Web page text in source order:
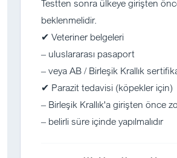
Testten sonra ülkeye girişten
beklenmelidir.
✔ Veteriner belgeleri
– uluslararası pasaport
– veya AB / Birleşik Krallık
✔ Parazit tedavisi (köpekler için)
– Birleşik Krallık'a girişten önce
– belirli süre içinde yapılmalıdır